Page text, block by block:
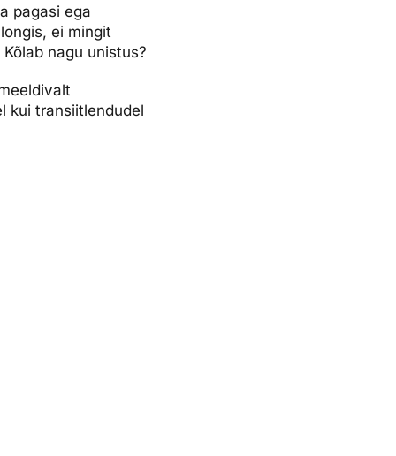
pagasi ega
ei mingit
nagu unistus?
kui transiitlendudel